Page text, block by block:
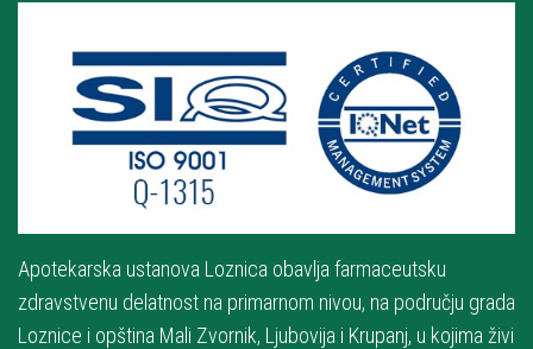
Apotekarska ustanova Loznica obavlja farmaceutsku
zdravstvenu delatnost na primarnom nivou, na području grada
Loznice i opština Mali Zvornik, Ljubovija i Krupanj, u kojima živi